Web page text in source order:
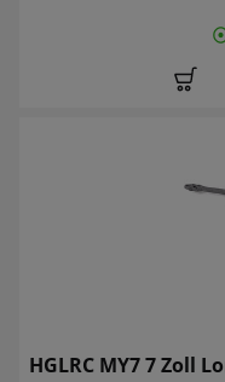
HGLRC MY7 7 Zoll